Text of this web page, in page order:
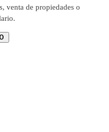
venta de propiedades o